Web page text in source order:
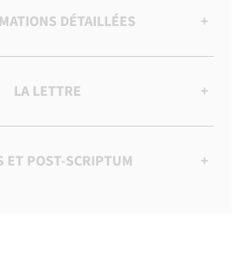
DÉTAILLÉES +
LA LETTRE +
ET POST-SCRIPTUM +